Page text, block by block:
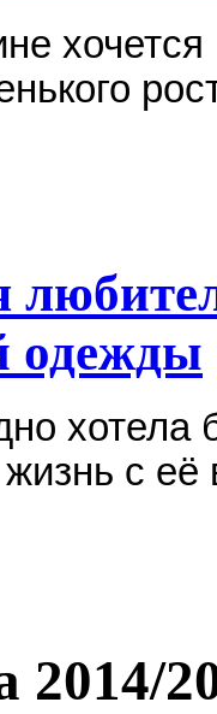
хочется
одежды
с
2014/